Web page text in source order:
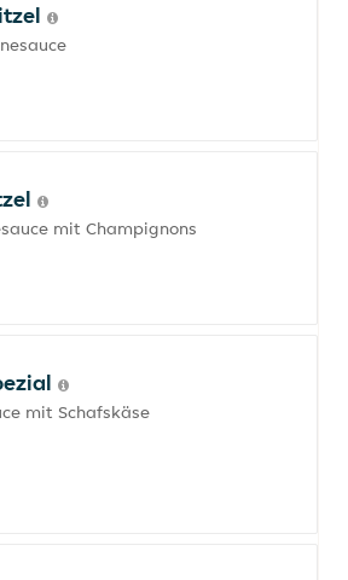
mit Champignons
mit Schafskäse